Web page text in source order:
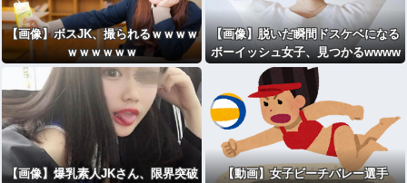
【画像】ボスJK、撮られるｗｗｗｗ
ｗｗｗｗｗｗ
【画像】脱いだ瞬間ドスケベになる
ボーイッシュ女子、見つかるwwww
wwww
【画像】爆乳素人JKさん、限界突破
【動画】女子ビーチバレー選手